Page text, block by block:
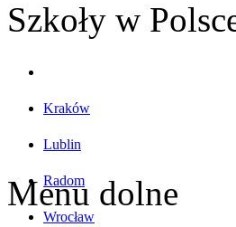
Szkoły w
Kraków
Lublin
Radom
Wrocław
Menu dolne